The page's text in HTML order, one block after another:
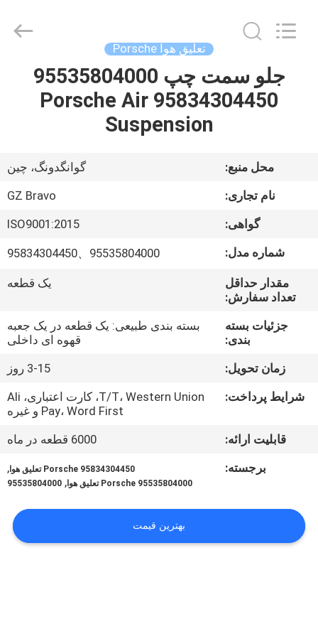
صفحه
اصلی
درباره
کارخانه
کنترل
تماس
درخواست
نقل
Reserved.
تعلیق هوا Porsche
جلو سمت چپ 95535804000
95834304450 Porsche Air
Suspension
محل منبع:
گوانگدونگ، چین
نام تجاری:
GZ Bravo
گواهی:
ISO9001:2015
شماره مدل:
95535804000、95834304450
مقدار حداقل
تعداد سفارش:
یک قطعه
جزئیات بسته
بندی:
بسته بندی طبیعی: یک قطعه در یک جعبه
قهوه ای داخلی
زمان تحویل:
3-15 روز
شرایط پرداخت:
T/T، Western Union، کارت اعتباری، Ali
Pay، Word First و غیره
قابلیت ارائه:
6000 قطعه در ماه
برجسته:
95834304450 Porsche تعلیق هوا ,
95535804000 Porsche تعلیق هوا ,
95535804000
بهترین قیمت